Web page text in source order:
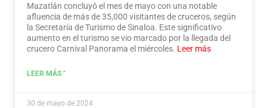
Mazatlán concluyó el mes de mayo con una notable
afluencia de más de 35,000 visitantes de cruceros, según
la Secretaría de Turismo de Sinaloa. Este significativo
aumento en el turismo se vio marcado por la llegada del
crucero Carnival Panorama el miércoles. Leer más
LEER MÁS "
30 de mayo de 2024